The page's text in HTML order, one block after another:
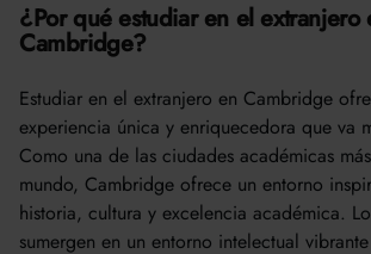
¿Por qué estudiar en el extranjero
Cambridge?
Estudiar en el extranjero en Cambridge
experiencia única y enriquecedora que va
Como una de las ciudades académicas
mundo, Cambridge ofrece un entorno
historia, cultura y excelencia académica.
sumergen en un entorno intelectual